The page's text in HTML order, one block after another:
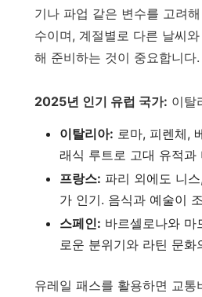
기나 파업 같은 변수를 고려
수이며, 계절별로 다른 날씨
해 준비하는 것이 중요합니다.
2025년 인기 유럽 국가: 이탈
이탈리아: 로마, 피렌체,
래식 루트로 고대 유적과
프랑스: 파리 외에도 니
가 인기. 음식과 예술이
스페인: 바르셀로나와 마
로운 분위기와 라틴 문화
유레일 패스를 활용하면 교통